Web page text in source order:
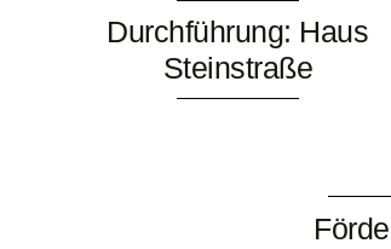
Durchführung: Haus
Steinstraße